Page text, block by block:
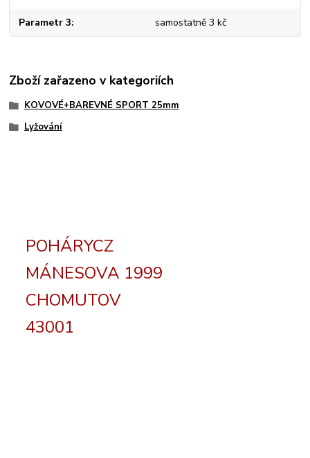
Parametr 3 samostatně 3 kč
Zboží zařazeno v kategoriích
KOVOVÉ+BAREVNÉ SPORT 25mm
Lyžování
POHÁRYCZ
MÁNESOVA 1999
CHOMUTOV
43001